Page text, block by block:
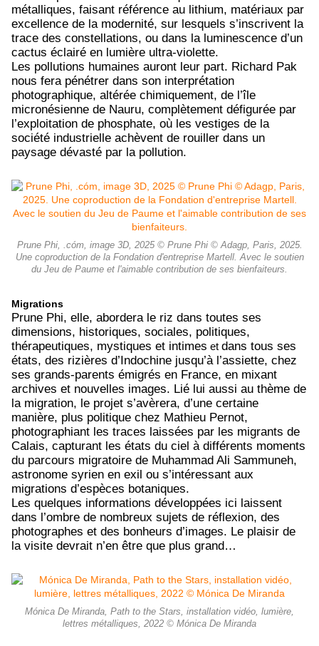
métalliques, faisant référence au lithium, matériaux par
excellence de la modernité, sur lesquels s’inscrivent la
trace des constellations, ou dans la luminescence d’un
cactus éclairé en lumière ultra-violette.
Les pollutions humaines auront leur part. Richard Pak
nous fera pénétrer dans son interprétation
photographique, altérée chimiquement, de l’île
micronésienne de Nauru, complètement défigurée par
l’exploitation de phosphate, où les vestiges de la
société industrielle achèvent de rouiller dans un
paysage dévasté par la pollution.
Prune Phi, .cóm, image 3D, 2025 © Prune Phi © Adagp, Paris, 2025.
Une coproduction de la Fondation d'entreprise Martell. Avec le soutien
du Jeu de Paume et l'aimable contribution de ses bienfaiteurs.
Migrations
Prune Phi, elle, abordera le riz dans toutes ses
dimensions, historiques, sociales, politiques,
thérapeutiques, mystiques et intimes et dans tous ses
états, des rizières d’Indochine jusqu’à l’assiette, chez
ses grands-parents émigrés en France, en mixant
archives et nouvelles images. Lié lui aussi au thème de
la migration, le projet s’avèrera, d’une certaine
manière, plus politique chez Mathieu Pernot,
photographiant les traces laissées par les migrants de
Calais, capturant les états du ciel à différents moments
du parcours migratoire de Muhammad Ali Sammuneh,
astronome syrien en exil ou s’intéressant aux
migrations d’espèces botaniques.
Les quelques informations développées ici laissent
dans l’ombre de nombreux sujets de réflexion, des
photographes et des bonheurs d’images. Le plaisir de
la visite devrait n’en être que plus grand…
Mónica De Miranda, Path to the Stars, installation vidéo, lumière,
lettres métalliques, 2022 © Mónica De Miranda